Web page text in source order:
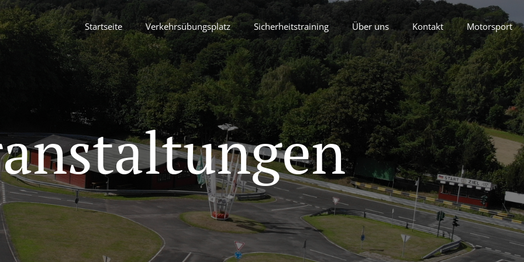
Startseite Verkehrsübungsplatz Sicherheitstraining Über uns Kontakt Motorsport